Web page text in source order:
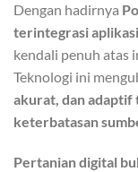
Dengan hadirnya
terintegrasi
kendali penuh atas
Teknologi ini
akurat, dan adaptif
keterbatasan
Pertanian digital